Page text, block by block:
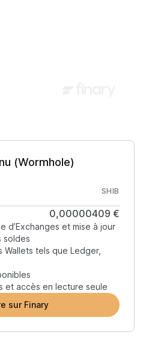
(Wormhole)
SHIB
0,00000409 €
d’Exchanges et mise à jour
soldes
Wallets tels que Ledger,
et accès en lecture seule
sur Finary